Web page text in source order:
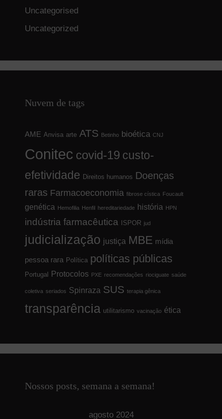
Uncategorised
Uncategorized
Nuvem de tags
AME Anvisa arte ATS Betinho bioética CNJ
Conitec covid-19 custo-
efetividade Direitos humanos Doenças
raras Farmacoeconomia fibrose cística Foucault
genética Hemofilia Henfil hereditariedade história HPN
indústria farmacêutica ISPOR jud
judicialização justiça MBE mídia
pessoa rara Política políticas públicas
Portugal Protocolos PXE recomendações riociguate saúde
coletiva seriados Spinraza SUS terapia gênica
transparência utilitarismo vacinação ética
Nossos posts, semana a semana!
agosto 2024